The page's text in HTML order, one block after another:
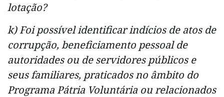
lotação?
k) Foi possível identificar indícios de atos de
corrupção, beneficiamento pessoal de
autoridades ou de servidores públicos e
seus familiares, praticados no âmbito do
Programa Pátria Voluntária ou relacionados